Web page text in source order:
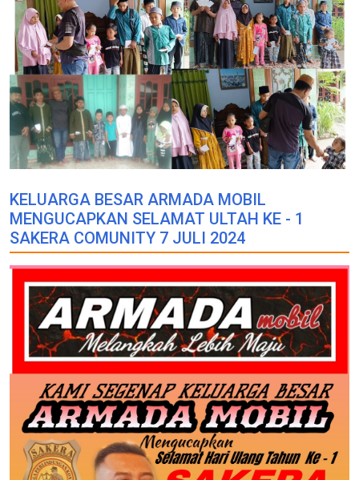
KELUARGA BESAR ARMADA MOBIL
MENGUCAPKAN SELAMAT ULTAH KE - 1
SAKERA COMUNITY 7 JULI 2024